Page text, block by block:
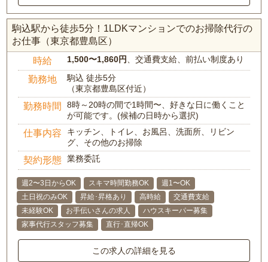
駒込駅から徒歩5分！1LDKマンションでのお掃除代行の
お仕事（東京都豊島区）
時給 1,500〜1,860円 、交通費支給、前払い制度あり
勤務地
駒込 徒歩5分
（東京都豊島区付近）
勤務時間
8時～20時の間で1時間〜、好きな日に働くこと
が可能です。(候補の日時から選択)
仕事内容
キッチン、トイレ、お風呂、洗面所、リビン
グ、その他のお掃除
契約形態 業務委託
週2〜3日からOK スキマ時間勤務OK
週1〜OK
土日祝のみOK
昇給･昇格あり 高時給
交通費支給
未経験OK
お手伝いさんの求人
ハウスキーパー募集
家事代行スタッフ募集
直行･直帰OK
この求人の詳細を見る